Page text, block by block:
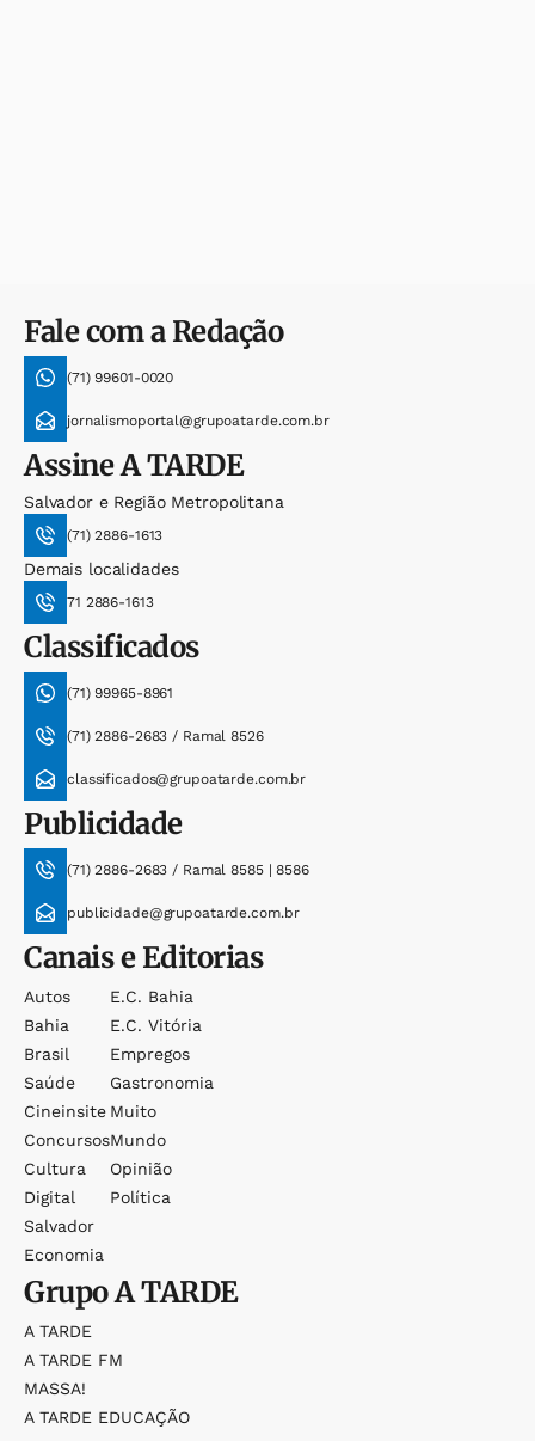
Fale com a Redação
(71) 99601-0020
jornalismoportal@grupoatarde.com.br
AssineA TARDE
Salvador e Região Metropolitana
(71) 2886-1613
Demais localidades
71 2886-1613
Classificados
(71) 99965-8961
(71) 2886-2683 / Ramal 8526
classificados@grupoatarde.com.br
Publicidade
(71) 2886-2683 / Ramal 8585 | 8586
publicidade@grupoatarde.com.br
Canais e Editorias
Autos
Bahia
Brasil
Saúde
Cineinsite
Concursos
Cultura
Digital
Salvador
Economia
E.c. Bahia
E.c. Vitória
Empregos
Gastronomia
Muito
Mundo
Opinião
Política
GrupoA TARDE
A TARDE
A TARDE FM
MASSA!
A TARDE EDUCAÇÃO